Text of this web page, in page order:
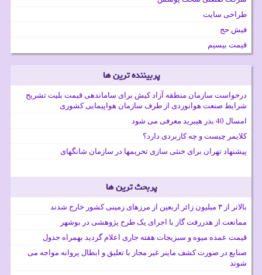
طراحی سایت
فیش حج
قیمت بیسیم
پربیننده ترین ها
درخواست سازمان منطقه آزاد کیش برای ساماندهی قیمت بلیت تشریح
شرایط صنعت هوانوردی از طرف سازمان هواپیمایی کشوری
امسال 40 بذر هیبرید معرفی می شود
کلایمر چیست و چه کاربردی دارد؟
پیشنهاد تهران برای خنثی سازی تحریمها در سازمان شانگهای
پربحث ترین ها
بالاتر از ۳ میلیون زائر اربعین از مرزهای زمینی کشور خارج شدند
ممانعت از هدررفت گاز با اجرای یک طرح پژوهشی در بوشهر
قیمت عمده میوه و سبزیجات هفته جاری اعلام گردید بهمراه جدول
صنایع در صورت کشف ماینر غیر مجاز با تعلیق و ابطال پروانه مواجه می
شوند